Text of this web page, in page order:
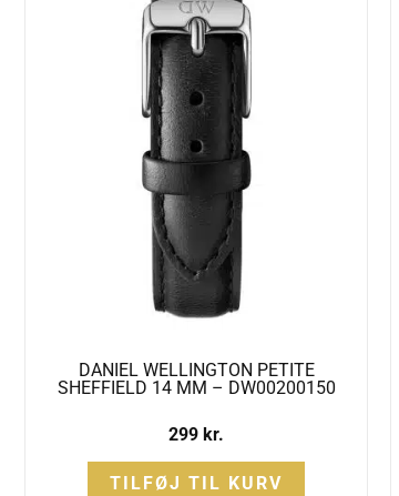
DANIEL WELLINGTON PETITE
SHEFFIELD 14 MM – DW00200150
299 kr.
TILFØJ TIL KURV